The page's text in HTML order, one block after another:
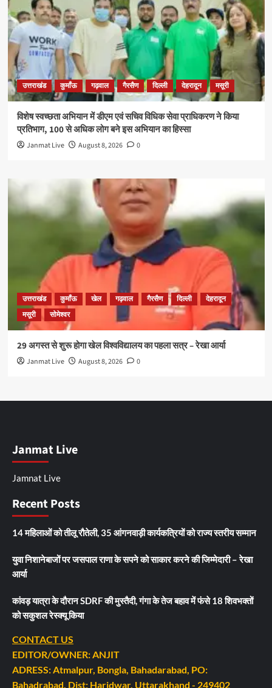
उत्तराखंड कुमाँऊ गढ़वाल गैरसैण दिल्ली देहरादून मसूरी
विशेष स्वच्छता अभियान में डीएम एवं सचिव विधिक सेवा प्राधिकरण ने किया
प्रतिभाग, 100 से अधिक लोग बने इस अभियान का हिस्सा
Janmat Live August 8, 2026 0
उत्तराखंड कुमाँऊ खेल गढ़वाल गैरसैण दिल्ली
देहरादून
मसूरी
सोमेश्वर
29 अगस्त से शुरू होगा खेल विश्वविद्यालय का पहला सत्र – रेखा आर्या
Janmat Live August 8, 2026 0
Janmat Live
Jamnat Live
Recent Posts
14 महिलाओं को तीलू रौतेली, 35 आंगनवाड़ी कार्यकत्रियों को राज्य स्तरीय सम्मान
युवा निशानेबाजों पर जसपाल राणा के सपने को साकार करने की जिम्मेदारी – रेखा
आर्या
कांवड़ यात्रा के दौरान SDRF की मुस्तैदी, गंगा के तेज बहाव में फंसे 18 शिवभक्तों
को सकुशल रेस्क्यू किया
CONTACT US
EDITOR/OWNER: ANJIT
ADRESS: Atmalpur, Bongla, Bahadarabad, PO:
Bahadrabad, Dist: Haridwar, Uttarakhand - 249402